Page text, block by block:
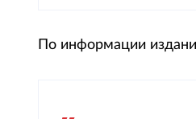
По информации